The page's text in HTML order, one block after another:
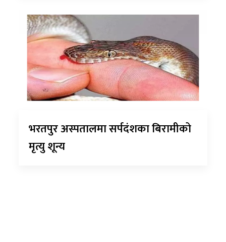
भरतपुर अस्पतालमा सर्पदंशका बिरामीको
मृत्यु शून्य